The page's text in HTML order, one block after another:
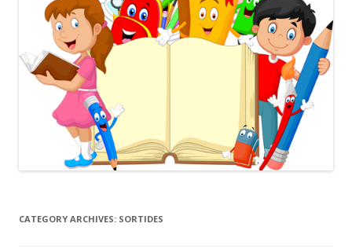
CATEGORY ARCHIVES: SORTIDES